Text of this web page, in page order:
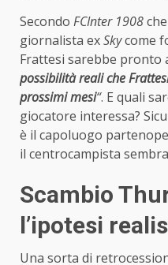
Secondo FCInter 1908
giornalista exSkycome
Frattesi sarebbe pronto
possibilità reali che
prossimi mesi“. E quali
giocatore interessa?
è il capoluogo
il centrocampista
Scambio
l’ipotesi
Una sorta di